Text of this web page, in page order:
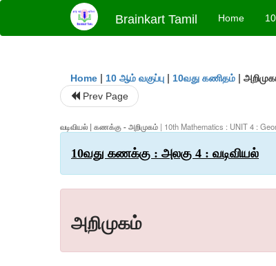
Brainkart Tamil Home
Home | 10 ஆம் வகுப்பு | 10வது கணிதம் |
Prev Page
வடிவியல் | கணக்கு - அறிமுகம் | 10th Mathematics : UNIT 4 :
10வது கணக்கு : அலகு 4 : வடிவியல்
அறிமுகம்